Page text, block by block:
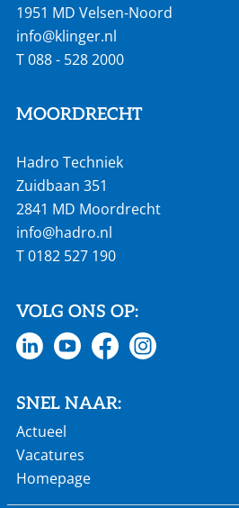
1951 MD Velsen-Noord
info@klinger.nl
T088 - 528 2000
MOORDRECHT
Hadro Techniek
Zuidbaan 351
2841 MD Moordrecht
info@hadro.nl
T0182 527 190
VOLG ONS OP:
SNEL NAAR:
Actueel
Vacatures
Homepage